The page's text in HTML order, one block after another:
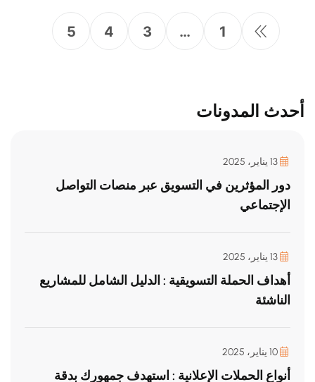
1
…
3
4
5
أحدث المدونات
دور المؤثرين في التسويق عبر منصات التواصل
الإجتماعي
أهداف الحملة التسويقية : الدليل الشامل للمشاريع
الناشئة
أنواع الحملات الإعلانية : استهدف جمهورك بدقة